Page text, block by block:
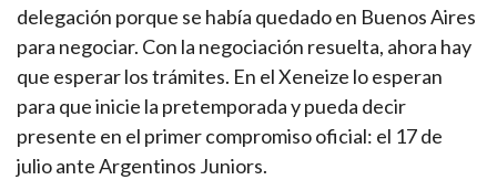
delegación porque se había quedado en Buenos Aires
para negociar. Con la negociación resuelta, ahora hay
que esperar los trámites. En el Xeneize lo esperan
para que inicie la pretemporada y pueda decir
presente en el primer compromiso oficial: el 17 de
julio ante Argentinos Juniors.